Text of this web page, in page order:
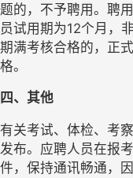
题的，不予聘用。聘
员试用期为12个月，
期满考核合格的，正
格。
四、其他
有关考试、体检、考
发布。应聘人员在报
件，保持通讯畅通，